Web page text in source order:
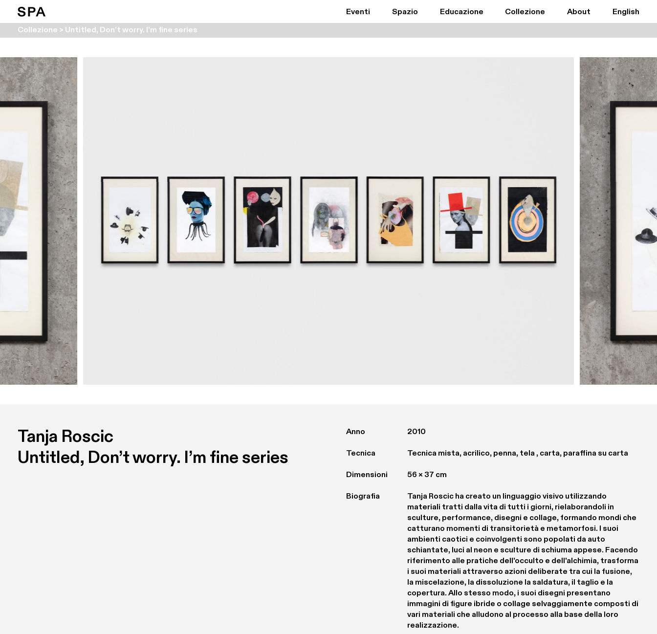
Eventi Spazio Educazione Collezione About English
Collezione > Untitled, Don’t worry. I’m fine series
Tanja Roscic
Untitled, Don’t worry. I’m fine series
Anno 2010
Tecnica Tecnica mista, acrilico, penna, tela , carta, paraffina su carta
Dimensioni 56 × 37 cm
Biografia
Tanja Roscic ha creato un linguaggio visivo utilizzando
materiali tratti dalla vita di tutti i giorni, rielaborandoli in
sculture, performance, disegni e collage, formando mondi che
catturano momenti di transitorietà e metamorfosi. I suoi
ambienti caotici e coinvolgenti sono popolati da auto
schiantate, luci al neon e sculture di schiuma appese. Facendo
riferimento alle pratiche dell'occulto e dell'alchimia, trasforma
i suoi materiali attraverso azioni deliberate tra cui la fusione,
la miscelazione, la dissoluzione la saldatura, il taglio e la
copertura. Allo stesso modo, i suoi disegni presentano
immagini di figure ibride o collage selvaggiamente composti di
vari materiali che alludono al processo alla base della loro
realizzazione.